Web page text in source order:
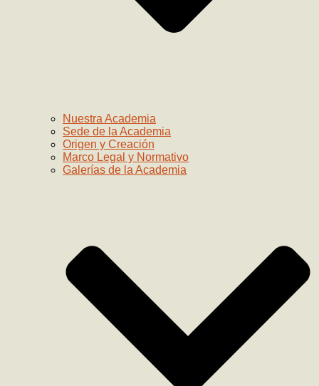
Nuestra Academia
Sede de la Academia
Origen y Creación
Marco Legal y Normativo
Galerías de la Academia